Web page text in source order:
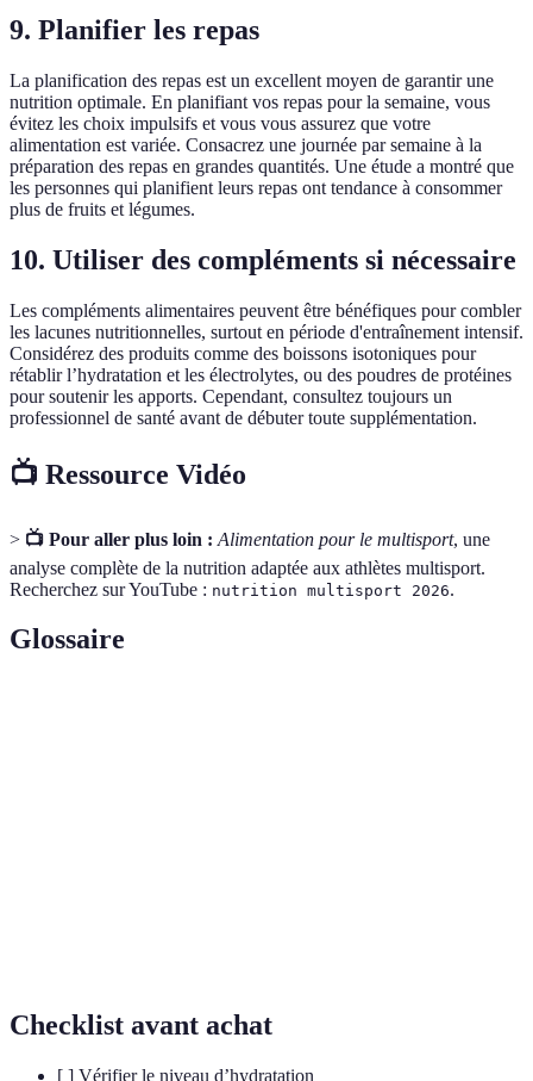
9. Planifier les repas
La planification des repas est un excellent moyen de garantir une
nutrition optimale. En planifiant vos repas pour la semaine, vous
évitez les choix impulsifs et vous vous assurez que votre
alimentation est variée. Consacrez une journée par semaine à la
préparation des repas en grandes quantités. Une étude a montré que
les personnes qui planifient leurs repas ont tendance à consommer
plus de fruits et légumes.
10. Utiliser des compléments si nécessaire
Les compléments alimentaires peuvent être bénéfiques pour combler
les lacunes nutritionnelles, surtout en période d'entraînement intensif.
Considérez des produits comme des boissons isotoniques pour
rétablir l’hydratation et les électrolytes, ou des poudres de protéines
pour soutenir les apports. Cependant, consultez toujours un
professionnel de santé avant de débuter toute supplémentation.
📺 Ressource Vidéo
> 📺 Pour aller plus loin : Alimentation pour le multisport, une
analyse complète de la nutrition adaptée aux athlètes multisport.
Recherchez sur YouTube : nutrition multisport 2026.
Glossaire
Checklist avant achat
[ ] Vérifier le niveau d’hydratation